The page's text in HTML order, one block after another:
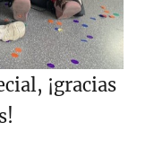
¡gracias